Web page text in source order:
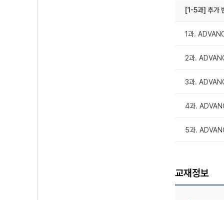
[1-5과] 추가
1과.
2과.
3과.
4과.
5과.
교재정보